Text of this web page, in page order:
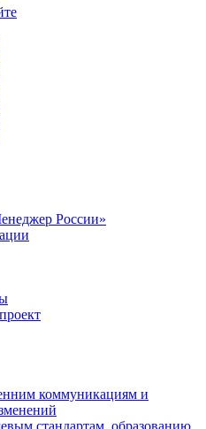
России»
коммуникациям и